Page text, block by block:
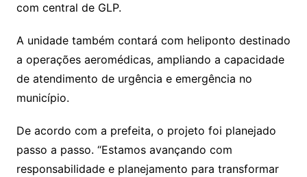
com central de GLP.
A unidade também contará com heliponto destinado
a operações aeromédicas, ampliando a capacidade
de atendimento de urgência e emergência no
município.
De acordo com a prefeita, o projeto foi planejado
passo a passo. “Estamos avançando com
responsabilidade e planejamento para transformar